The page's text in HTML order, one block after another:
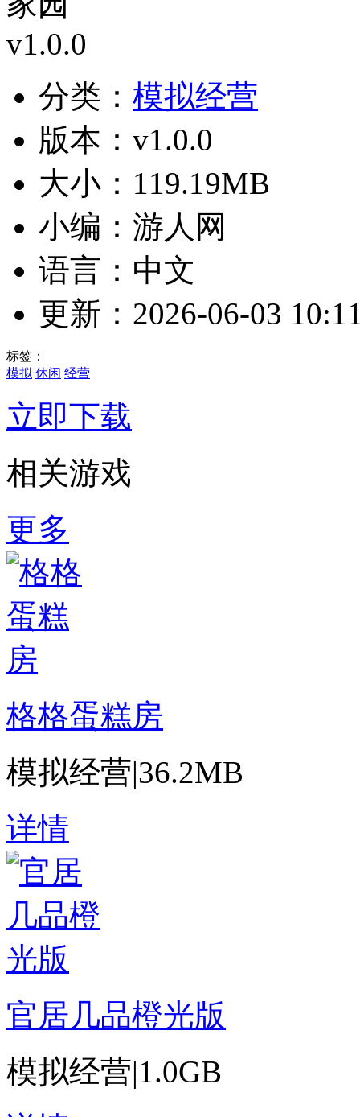
分类： 模拟经营
版本：v1.0.0
大小：119.19MB
小编：游人网
语言：中文
更新：2026-06-03
标签：
模拟 休闲 经营
立即下载
相关游戏
更多
格格蛋糕房
模拟经营|36.2MB
详情
官居几品橙光版
模拟经营|1.0GB